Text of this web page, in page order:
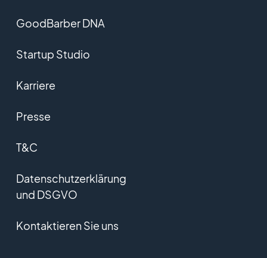
GoodBarber DNA
Startup Studio
Karriere
Presse
T&C
Datenschutzerklärung
und DSGVO
Kontaktieren Sie uns